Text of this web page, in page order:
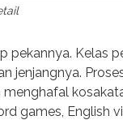
pekannya. Kelas
jenjangnya.
games, English